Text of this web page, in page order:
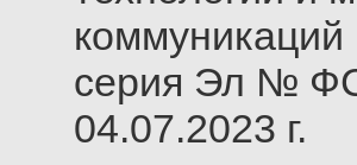
серия Эл №
04.07.2023 г.